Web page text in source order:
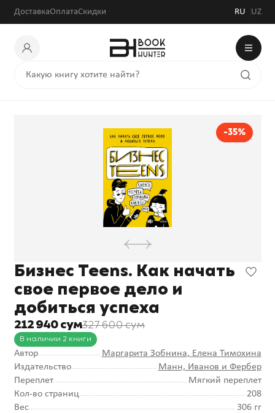
ДоставкаОплатаСкидки RU UZ
-35%
Бизнес Teens. Как начать
свое первое дело и
добиться успеха
212 940 сум327 600 сум
В наличии 2 книги
Автор Маргарита Зобнина, Елена Тимохина
Издательство
Манн, Иванов и Фербер
Переплет
Мягкий переплет
Кол-во страниц
208
Вес
306 гг